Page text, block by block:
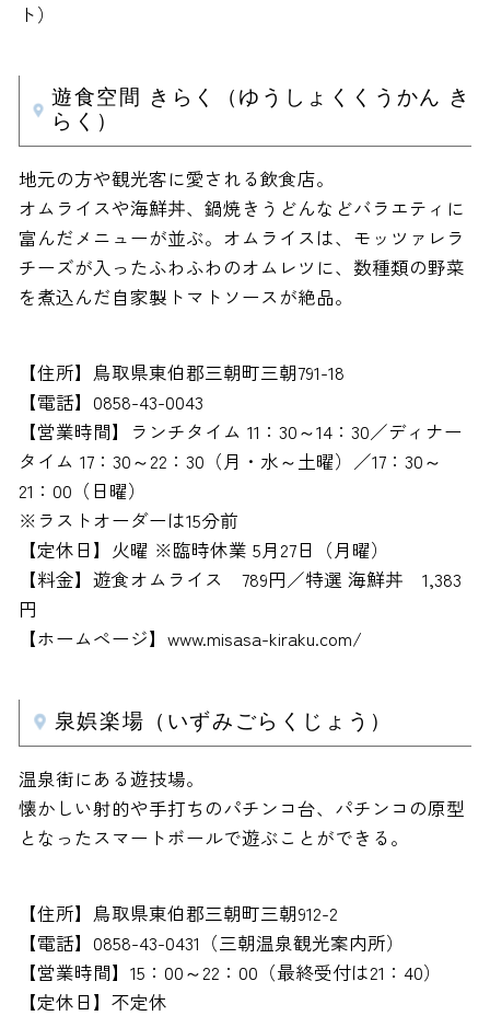
ト）
遊食空間 きらく（ゆうしょくくうかん き
らく）
地元の方や観光客に愛される飲食店。
オムライスや海鮮丼、鍋焼きうどんなどバラエティに
富んだメニューが並ぶ。オムライスは、モッツァレラ
チーズが入ったふわふわのオムレツに、数種類の野菜
を煮込んだ自家製トマトソースが絶品。
【住所】鳥取県東伯郡三朝町三朝791-18
【電話】0858-43-0043
【営業時間】ランチタイム 11：30～14：30／ディナー
タイム 17：30～22：30（月・水～土曜）／17：30～
21：00（日曜）
※ラストオーダーは15分前
【定休日】火曜 ※臨時休業 5月27日（月曜）
【料金】遊食オムライス 789円／特選 海鮮丼 1,383
円
【ホームページ】www.misasa-kiraku.com/
泉娯楽場（いずみごらくじょう）
温泉街にある遊技場。
懐かしい射的や手打ちのパチンコ台、パチンコの原型
となったスマートボールで遊ぶことができる。
【住所】鳥取県東伯郡三朝町三朝912-2
【電話】0858-43-0431（三朝温泉観光案内所）
【営業時間】15：00～22：00（最終受付は21：40）
【定休日】不定休